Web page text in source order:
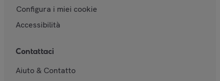
Configura i miei cookie
Accessibilità
Contattaci
Aiuto & Contatto